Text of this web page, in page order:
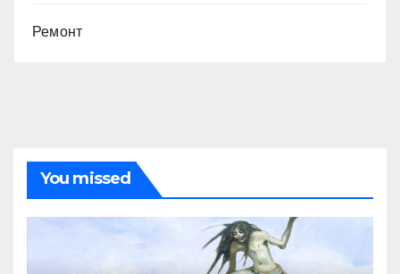
Ремонт
You missed